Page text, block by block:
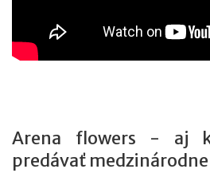
Arena flowers - aj
predávať medzinárodne